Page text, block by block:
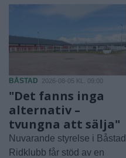
BÅSTAD 2026-08-05 KL. 09:00
"Det fanns inga
alternativ –
tvungna att sälja"
Nuvarande styrelse i Båstad
Ridklubb får stöd av en